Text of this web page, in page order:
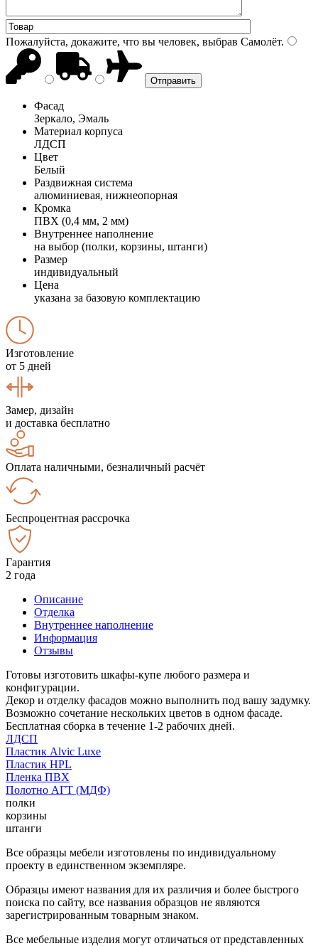
Пожалуйста, докажите, что вы человек, выбрав Самолёт.
Фасад
Зеркало, Эмаль
Материал корпуса
ЛДСП
Цвет
Белый
Раздвижная система
алюминиевая, нижнеопорная
Кромка
ПВХ (0,4 мм, 2 мм)
Внутреннее наполнение
на выбор (полки, корзины, штанги)
Размер
индивидуальный
Цена
указана за базовую комплектацию
Изготовление
от 5 дней
Замер, дизайн
и доставка бесплатно
Оплата наличными, безналичный расчёт
Беспроцентная рассрочка
Гарантия
2 года
Описание
Отделка
Внутреннее наполнение
Информация
Отзывы
Готовы изготовить шкафы-купе любого размера и
конфигурации.
Декор и отделку фасадов можно выполнить под вашу задумку.
Возможно сочетание нескольких цветов в одном фасаде.
Бесплатная сборка в течение 1-2 рабочих дней.
ЛДСП
Пластик Alvic Luxe
Пластик HPL
Пленка ПВХ
Полотно АГТ (МДФ)
полки
корзины
штанги
Все образцы мебели изготовлены по индивидуальному
проекту в единственном экземпляре.
Образцы имеют названия для их различия и более быстрого
поиска по сайту, все названия образцов не являются
зарегистрированным товарным знаком.
Все мебельные изделия могут отличаться от представленных